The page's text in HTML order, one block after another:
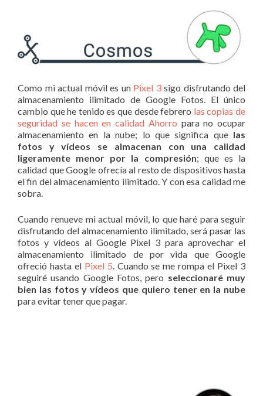
Como mi actual móvil es un Pixel 3sigo disfrutando del
almacenamiento ilimitado de Google Fotos. El único
cambio que he tenido es que desde febrero las copias de
seguridad se hacen en calidad Ahorro para no ocupar
almacenamiento en la nube; lo que significa que las
fotos y vídeos se almacenan con una calidad
ligeramente menor por la compresión; que es la
calidad que Google ofrecía al resto de dispositivos hasta
el fin del almacenamiento ilimitado. Y con esa calidad me
sobra.
Cuando renueve mi actual móvil, lo que haré para seguir
disfrutando del almacenamiento ilimitado, será pasar las
fotos y vídeos al Google Pixel 3 para aprovechar el
almacenamiento ilimitado de por vida que Google
ofreció hasta el Pixel 5 . Cuando se me rompa el Pixel 3
seguiré usando Google Fotos, pero seleccionaré muy
bien las fotos y vídeos que quiero tener en la nube
para evitar tener que pagar.